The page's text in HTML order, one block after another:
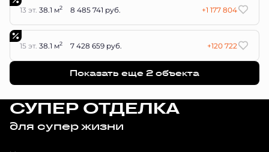
13 эт. 38.1 м2 8 485 741 руб. +1 177 804
15 эт. 38.1 м2 7 428 659 руб. +120 722
Показать еще 2 объектa
СУПЕР ОТДЕЛКА
для супер жизни